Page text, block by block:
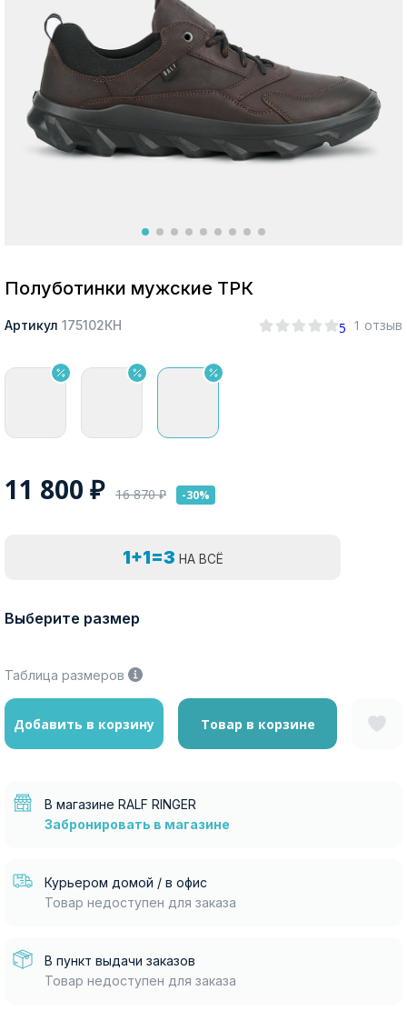
Москва
Полуботинки мужские ТРК
Артикул 175102КН 5 1 отзыв
11 800 ₽ 16 870₽ -30%
1+1=3 НА ВСЁ
Выберите размер
Таблица размеров
Добавить в корзину Товар в корзине
В магазине RALF RINGER
Забронировать в магазине
Курьером домой / в офис
Товар недоступен для заказа
В пункт выдачи заказов
Товар недоступен для заказа